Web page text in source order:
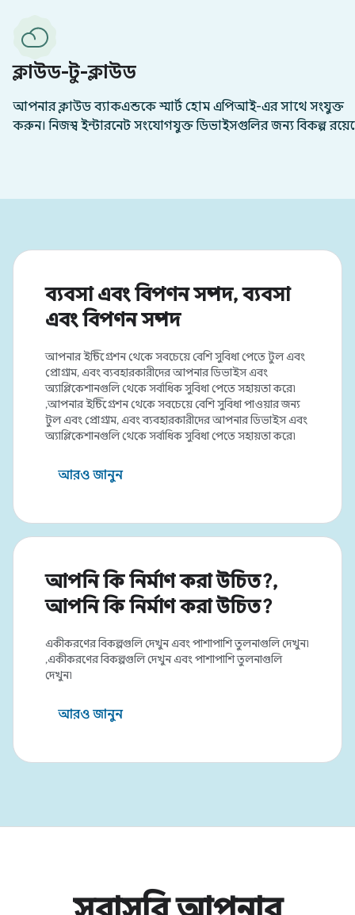
ব্যবসা এবং বিপণন সম্পদ, ব্যবসা
এবং বিপণন সম্পদ
আপনার ইন্টিগ্রেশন থেকে সবচেয়ে বেশি সুবিধা পেতে টুল এবং
প্রোগ্রাম, এবং ব্যবহারকারীদের আপনার ডিভাইস এবং
অ্যাপ্লিকেশানগুলি থেকে সর্বাধিক সুবিধা পেতে সহায়তা করে৷
,আপনার ইন্টিগ্রেশন থেকে সবচেয়ে বেশি সুবিধা পাওয়ার জন্য
টুল এবং প্রোগ্রাম, এবং ব্যবহারকারীদের আপনার ডিভাইস এবং
অ্যাপ্লিকেশানগুলি থেকে সর্বাধিক সুবিধা পেতে সহায়তা করে৷
আরও জানুন
আপনি কি নির্মাণ করা উচিত?,
আপনি কি নির্মাণ করা উচিত?
একীকরণের বিকল্পগুলি দেখুন এবং পাশাপাশি তুলনাগুলি দেখুন৷
,একীকরণের বিকল্পগুলি দেখুন এবং পাশাপাশি তুলনাগুলি
দেখুন৷
আরও জানুন